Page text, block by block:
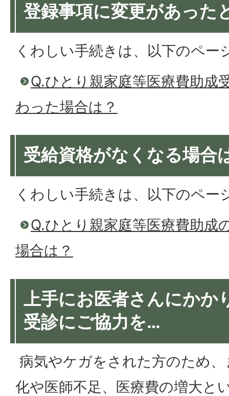
登録事項に変更があった
くわしい手続きは、以下のペー
Q.ひとり親家庭等医療費助成
わった場合は？
受給資格がなくなる場合
くわしい手続きは、以下のペー
Q.ひとり親家庭等医療費助成
場合は？
上手にお医者さんにかか
受診にご協力を…
病気やケガをされた方のため
化や医師不足、医療費の増大と